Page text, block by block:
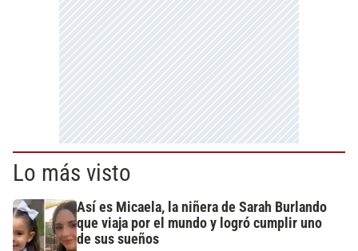
Lo más visto
Así es Micaela, la niñera de Sarah Burlando
que viaja por el mundo y logró cumplir uno
de sus sueños